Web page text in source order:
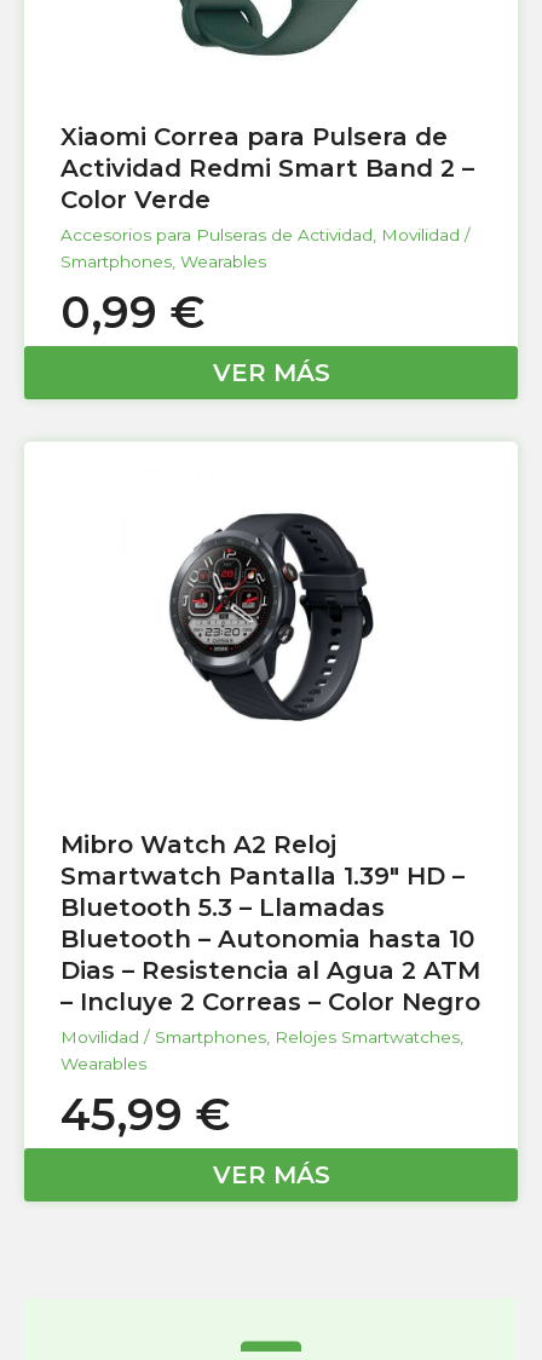
Xiaomi Correa para Pulsera de
Actividad Redmi Smart Band 2 –
Color Verde
Accesorios para Pulseras de Actividad
Movilidad /
Smartphones Wearables
0,99 €
VER MÁS
Mibro Watch A2 Reloj
Smartwatch Pantalla 1.39″ HD –
Bluetooth 5.3 – Llamadas
Bluetooth – Autonomia hasta 10
Dias – Resistencia al Agua 2 ATM
– Incluye 2 Correas – Color Negro
Movilidad / Smartphones Relojes Smartwatches
Wearables
45,99 €
VER MÁS